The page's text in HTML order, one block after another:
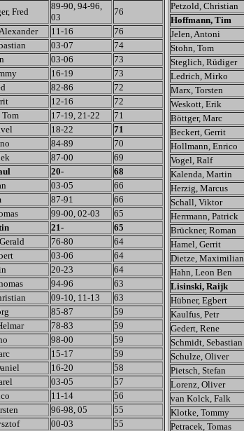
Fred
89-90, 94-96,
03
76
11-16
76
03-07
74
03-06
73
16-19
73
82-86
72
12-16
72
Tom
17-19, 21-22
71
18-22
71
84-89
70
87-00
69
20-
68
03-05
66
87-91
66
99-00, 02-03
65
21-
65
76-80
64
03-06
64
20-23
64
94-96
63
09-10, 11-13
63
85-87
59
78-83
59
98-00
59
15-17
59
16-20
58
03-05
57
11-14
56
96-98, 05
55
00-03
55
Petzold, Christian
Hoffmann, Tim
Jelen, Antoni
Stohn, Tom
Steglich, Rüdiger
Ledrich, Mirko
Marx, Torsten
Weskott, Erik
Böttger, Marc
Beckert, Gerrit
Hollmann, Enrico
Vogel, Ralf
Kalenda, Martin
Herzig, Marcus
Schall, Viktor
Herrmann, Patrick
Brückner, Roman
Hamel, Gerrit
Dietze, Maximilian
Hahn, Leon Ben
Lisinski, Raijk
Hübner, Egbert
Kaulfus, Petr
Gedert, Rene
Schmidt, Sebastian
Schulze, Oliver
Pietsch, Stefan
Lorenz, Oliver
van Kolck, Falk
Klotke, Tommy
Petracek, Tomas